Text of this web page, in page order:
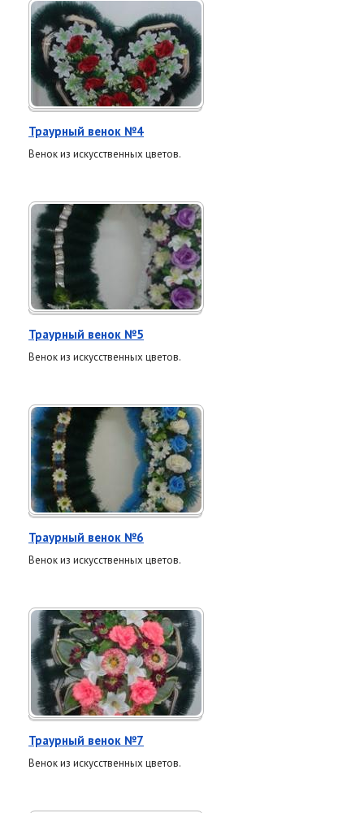
Траурный венок №4
Венок из искусственных цветов.
Траурный венок №5
Венок из искусственных цветов.
Траурный венок №6
Венок из искусственных цветов.
Траурный венок №7
Венок из искусственных цветов.